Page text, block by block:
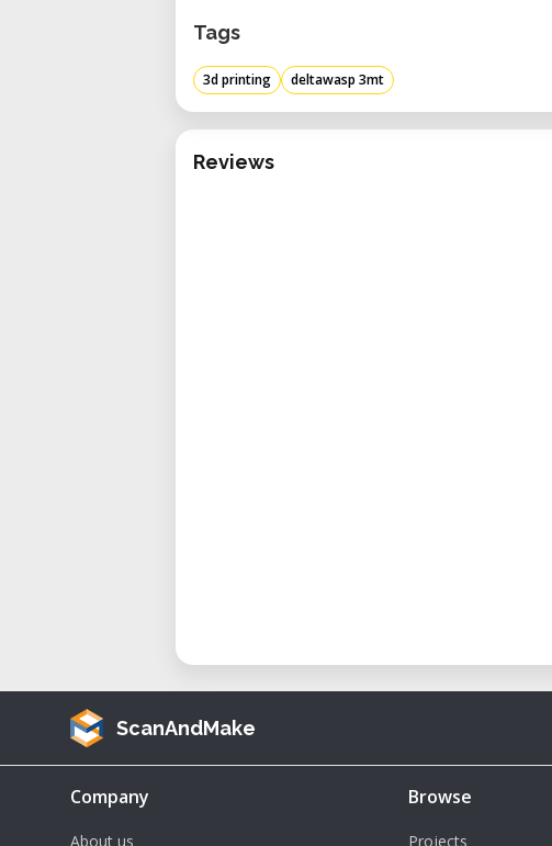
Interfaz de usuario intuitiva:
para una operación intuitiva, junto
LAN y USB para una integración
Seguridad y monitoreo mejorados:
Diámetros de boquilla:
Beneficios del uso de la Delta WASP 3MT
Tags
3d printing deltawasp 3mt
Reviews
ScanAndMake
Company
About us
Browse
Projects